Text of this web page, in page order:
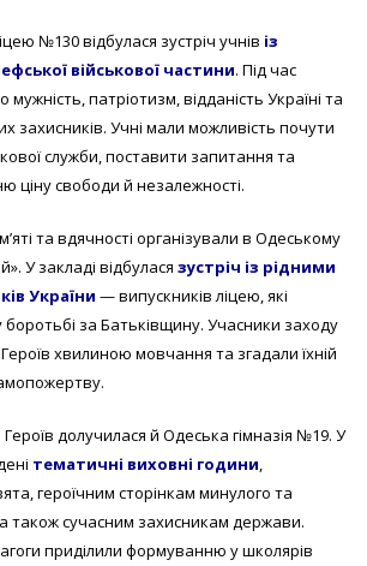
№130відбулася зустріч учнів із
військової частини. Під час
патріотизм, відданість Україні та
захисників. Учні мали можливість почути
служби, поставити запитання та
ціну свободи й незалежності.
та вдячності організували в Одеському
. У закладі відбулася зустріч із рідними
України — випускників ліцею, які
боротьбі за Батьківщину. Учасники заходу
хвилиною мовчання та згадали їхній
долучилася й Одеська гімназія №19. У
тематичні виховні години,
героїчним сторінкам минулого та
а також сучасним захисникам держави.
приділили формуванню у школярів